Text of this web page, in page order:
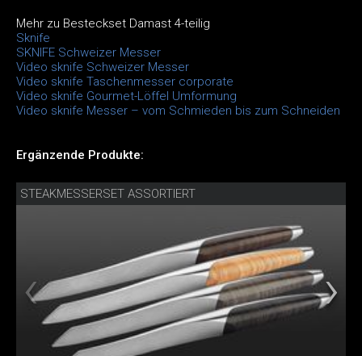
Mehr zu Besteckset Damast 4-teilig
Sknife
SKNIFE Schweizer Messer
Video sknife Schweizer Messer
Video sknife Taschenmesser corporate
Video sknife Gourmet-Löffel Umformung
Video sknife Messer – vom Schmieden bis zum Schneiden
Ergänzende Produkte:
STEAKMESSERSET ASSORTIERT